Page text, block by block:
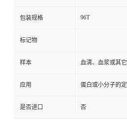
包装规格 96T
标记物
样本 血清、血浆或其
应用 蛋白或小分子的
是否进口 否